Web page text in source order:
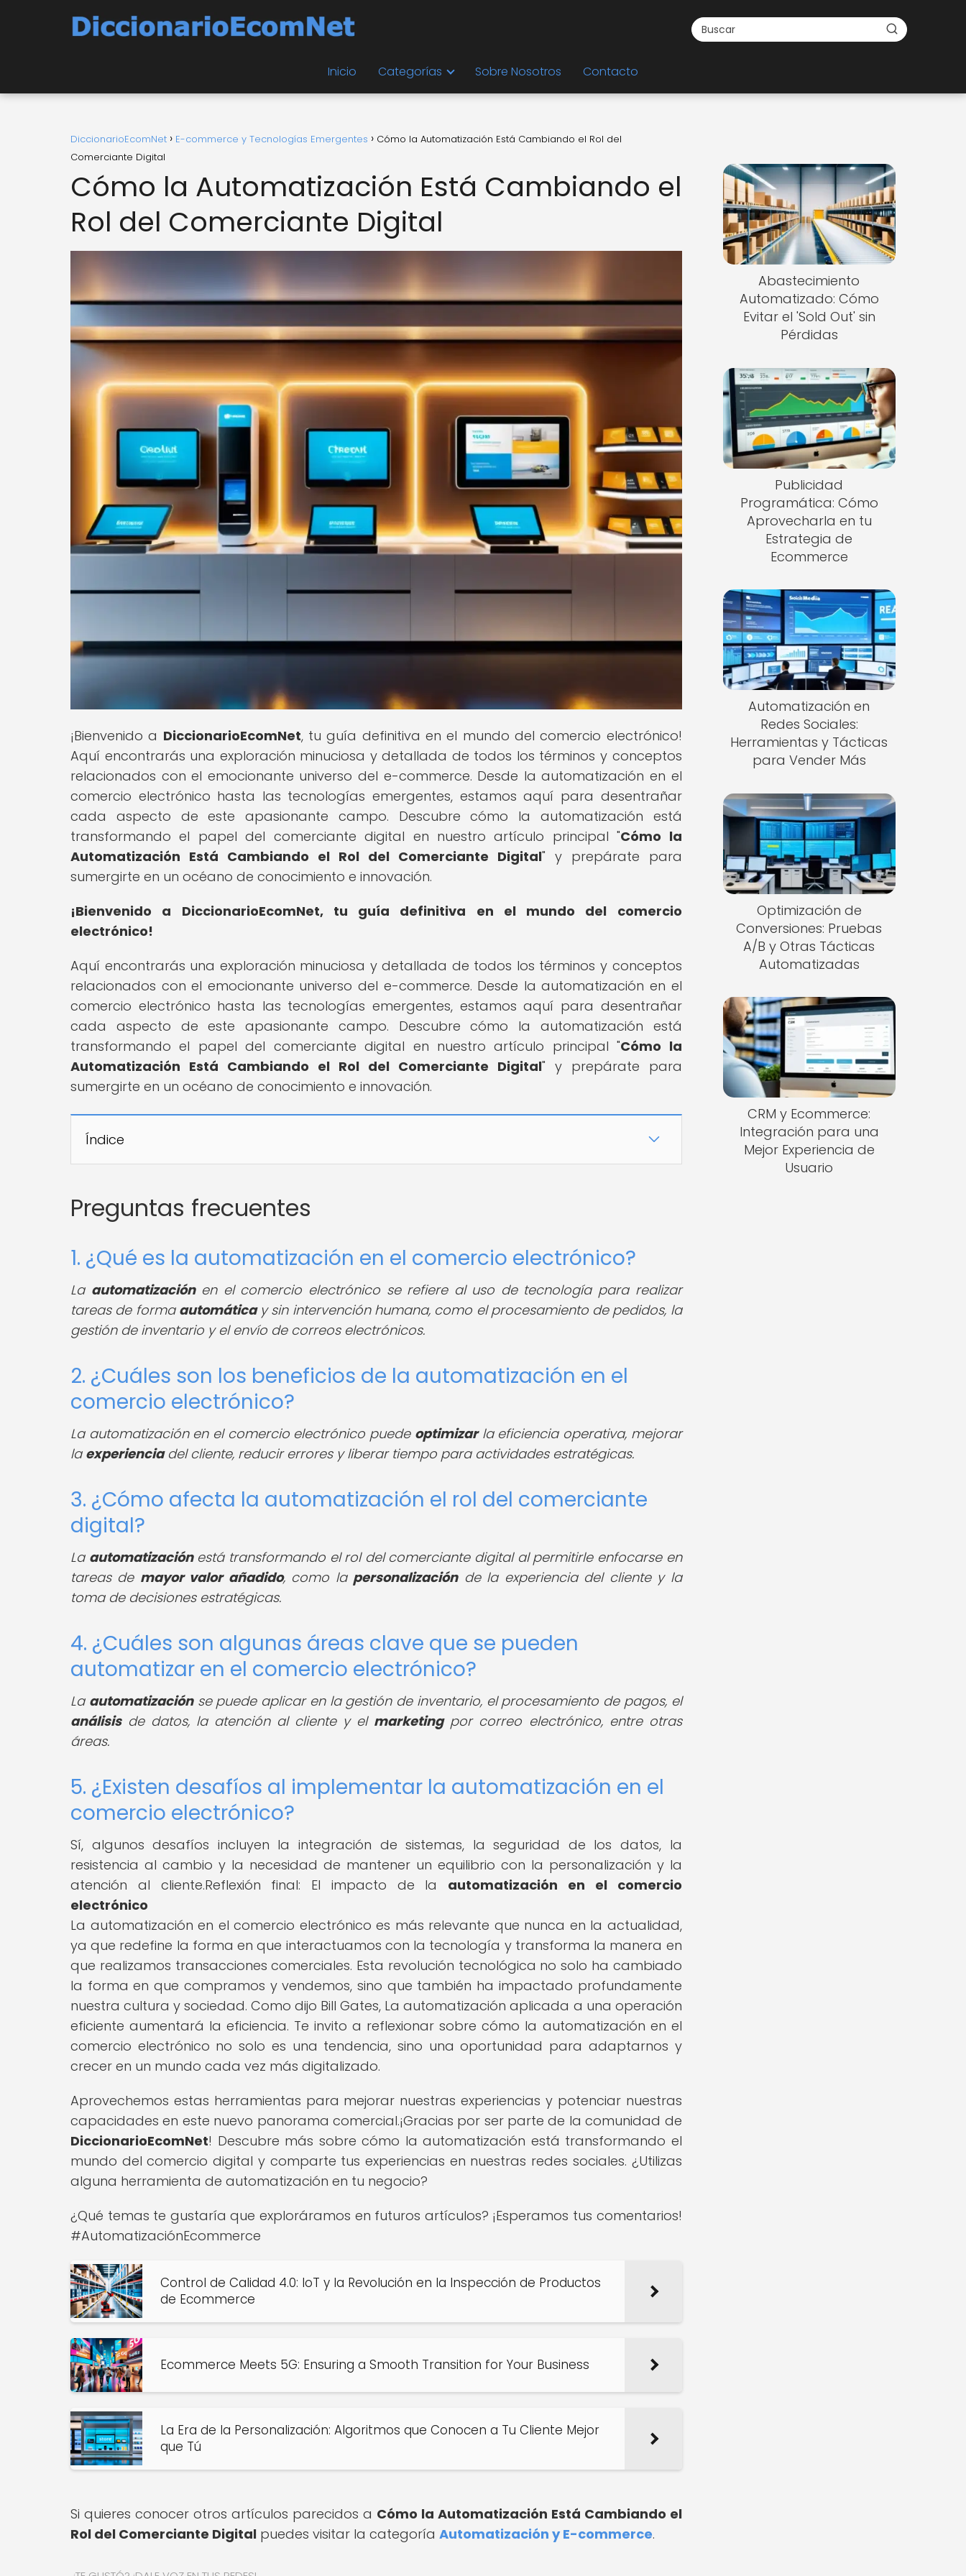
Inicio Categorías Sobre Nosotros Contacto
DiccionarioEcomNet E-commerce y Tecnologías Emergentes
Cómo la Automatización Está Cambiando el Rol del
Comerciante Digital
Cómo la Automatización Está Cambiando el
Rol del Comerciante Digital
¡Bienvenido a DiccionarioEcomNet, tu guía definitiva en el mundo del comercio electrónico!
Aquí encontrarás una exploración minuciosa y detallada de todos los términos y conceptos
relacionados con el emocionante universo del e-commerce. Desde la automatización en el
comercio electrónico hasta las tecnologías emergentes, estamos aquí para desentrañar
cada aspecto de este apasionante campo. Descubre cómo la automatización está
transformando el papel del comerciante digital en nuestro artículo principal "Cómo la
Automatización Está Cambiando el Rol del Comerciante Digital" y prepárate para
sumergirte en un océano de conocimiento e innovación.
¡Bienvenido a DiccionarioEcomNet, tu guía definitiva en el mundo del comercio
electrónico!
Aquí encontrarás una exploración minuciosa y detallada de todos los términos y conceptos
relacionados con el emocionante universo del e-commerce. Desde la automatización en el
comercio electrónico hasta las tecnologías emergentes, estamos aquí para desentrañar
cada aspecto de este apasionante campo. Descubre cómo la automatización está
transformando el papel del comerciante digital en nuestro artículo principal "Cómo la
Automatización Está Cambiando el Rol del Comerciante Digital" y prepárate para
sumergirte en un océano de conocimiento e innovación.
Índice
Preguntas frecuentes
1. ¿Qué es la automatización en el comercio electrónico?
La automatizaciónen el comercio electrónico se refiere al uso de tecnología para realizar
tareas de forma automáticay sin intervención humana, como el procesamiento de pedidos, la
gestión de inventario y el envío de correos electrónicos.
2. ¿Cuáles son los beneficios de la automatización en el
comercio electrónico?
La automatización en el comercio electrónico puede optimizarla eficiencia operativa, mejorar
la experienciadel cliente, reducir errores y liberar tiempo para actividades estratégicas.
3. ¿Cómo afecta la automatización el rol del comerciante
digital?
La automatizaciónestá transformando el rol del comerciante digital al permitirle enfocarse en
tareas de mayor valor añadido, como la personalizaciónde la experiencia del cliente y la
toma de decisiones estratégicas.
4. ¿Cuáles son algunas áreas clave que se pueden
automatizar en el comercio electrónico?
La automatizaciónse puede aplicar en la gestión de inventario, el procesamiento de pagos, el
análisisde datos, la atención al cliente y el marketingpor correo electrónico, entre otras
áreas.
5. ¿Existen desafíos al implementar la automatización en el
comercio electrónico?
Sí, algunos desafíos incluyen la integración de sistemas, la seguridad de los datos, la
resistencia al cambio y la necesidad de mantener un equilibrio con la personalización y la
atención al cliente.Reflexión final: El impacto de la automatización en el comercio
electrónico
La automatización en el comercio electrónico es más relevante que nunca en la actualidad,
ya que redefine la forma en que interactuamos con la tecnología y transforma la manera en
que realizamos transacciones comerciales. Esta revolución tecnológica no solo ha cambiado
la forma en que compramos y vendemos, sino que también ha impactado profundamente
nuestra cultura y sociedad. Como dijo Bill Gates, La automatización aplicada a una operación
eficiente aumentará la eficiencia. Te invito a reflexionar sobre cómo la automatización en el
comercio electrónico no solo es una tendencia, sino una oportunidad para adaptarnos y
crecer en un mundo cada vez más digitalizado.
Aprovechemos estas herramientas para mejorar nuestras experiencias y potenciar nuestras
capacidades en este nuevo panorama comercial.¡Gracias por ser parte de la comunidad de
DiccionarioEcomNet! Descubre más sobre cómo la automatización está transformando el
mundo del comercio digital y comparte tus experiencias en nuestras redes sociales. ¿Utilizas
alguna herramienta de automatización en tu negocio?
¿Qué temas te gustaría que exploráramos en futuros artículos? ¡Esperamos tus comentarios!
#AutomatizaciónEcommerce
Control de Calidad 4.0: IoT y la Revolución en la Inspección de Productos
de Ecommerce
Ecommerce Meets 5G: Ensuring a Smooth Transition for Your Business
La Era de la Personalización: Algoritmos que Conocen a Tu Cliente Mejor
que Tú
Si quieres conocer otros artículos parecidos a Cómo la Automatización Está Cambiando el
Rol del Comerciante Digital puedes visitar la categoría Automatización y E-commerce.
Abastecimiento
Automatizado: Cómo
Evitar el 'Sold Out' sin
Pérdidas
Publicidad
Programática: Cómo
Aprovecharla en tu
Estrategia de
Ecommerce
Automatización en
Redes Sociales:
Herramientas y Tácticas
para Vender Más
Optimización de
Conversiones: Pruebas
A/B y Otras Tácticas
Automatizadas
CRM y Ecommerce:
Integración para una
Mejor Experiencia de
Usuario